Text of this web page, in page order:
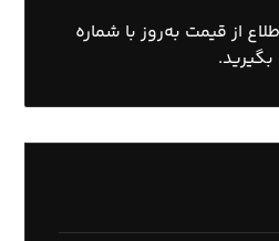
از قیمت به‌روز با شماره‌